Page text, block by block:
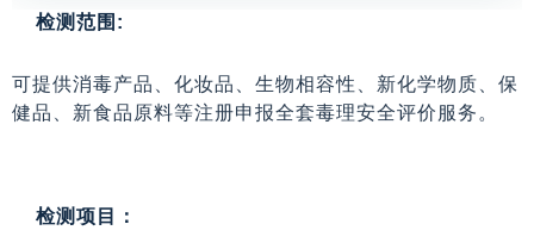
检测范围:
可提供消毒产品、化妆品、生物相容性、新化学物质、保
健品、新食品原料等注册申报全套毒理安全评价服务。
检测项目：